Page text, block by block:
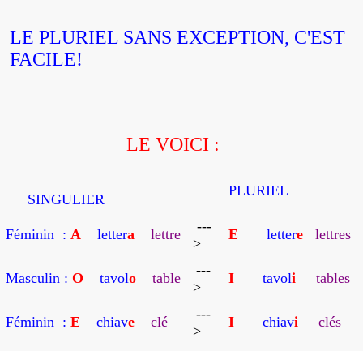
LE PLURIEL SANS EXCEPTION, C'EST
FACILE!
LE VOICI :
SINGULIER
PLURIEL
Féminin : A lettera lettre
---
>
E lettere lettres
Masculin : O tavolo table
---
>
I tavoli tables
Féminin : E chiave clé
---
>
I chiavi clés